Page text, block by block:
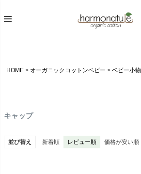
HOME オーガニックコットンベビー ベビー小物
キャップ
並び替え 新着順 レビュー順 価格が安い順